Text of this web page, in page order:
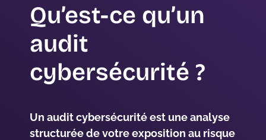
Qu’est-ce qu’un
audit
cybersécurité ?
Un audit cybersécurité est une analyse
structurée de votre exposition au risque